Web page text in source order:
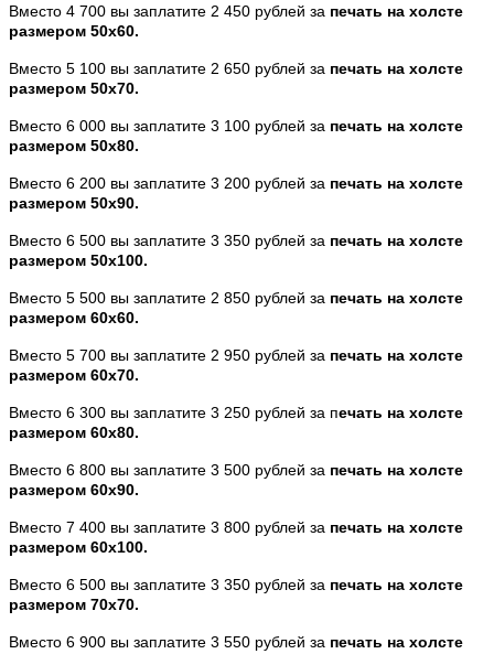
Вместо 4 700 вы заплатите 2 450 рублей за печать на холсте
размером 50х60.
Вместо 5 100 вы заплатите 2 650 рублей за печать на холсте
размером 50х70.
Вместо 6 000 вы заплатите 3 100 рублей за печать на холсте
размером 50х80.
Вместо 6 200 вы заплатите 3 200 рублей за печать на холсте
размером 50х90.
Вместо 6 500 вы заплатите 3 350 рублей за печать на холсте
размером 50х100.
Вместо 5 500 вы заплатите 2 850 рублей за печать на холсте
размером 60х60.
Вместо 5 700 вы заплатите 2 950 рублей за печать на холсте
размером 60х70.
Вместо 6 300 вы заплатите 3 250 рублей за печать на холсте
размером 60х80.
Вместо 6 800 вы заплатите 3 500 рублей за печать на холсте
размером 60х90.
Вместо 7 400 вы заплатите 3 800 рублей за печать на холсте
размером 60х100.
Вместо 6 500 вы заплатите 3 350 рублей за печать на холсте
размером 70х70.
Вместо 6 900 вы заплатите 3 550 рублей за печать на холсте